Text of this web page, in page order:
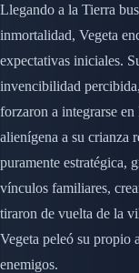
Llegando a la Tierra
inmortalidad, Vegeta
expectativas iniciales.
invencibilidad
forzaron a integrarse
alienígena a su crianza
puramente estratégica,
vínculos familiares,
tiraron de vuelta de la
Vegeta peleó su propio
enemigos.